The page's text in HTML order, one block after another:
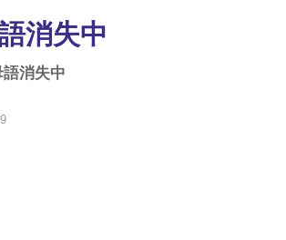
消失中
語消失中